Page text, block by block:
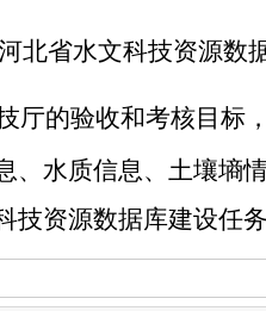
北省水文科技资源数
厅的验收和考核目标
、水质信息、土壤墒
技资源数据库建设任